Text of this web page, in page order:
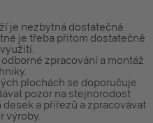
je nezbytná dostatečná
je třeba přitom dostatečně
zpracování a montáž
plochách se doporučuje
pozor na stejnorodost
a přířezů a zpracovávat
výroby.